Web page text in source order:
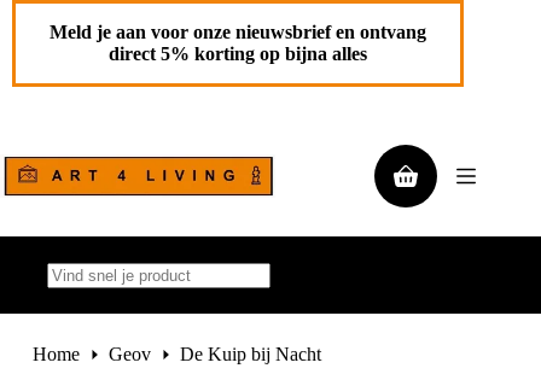
Ga
De Kuip bij Nacht
125,00
Toevoegen aan
winkelwagen
Meld je aan voor onze nieuwsbrief en ontvang
direct 5% korting op bijna alles
Winkelwagen
resultaten
Home
Geov De Kuip bij Nacht